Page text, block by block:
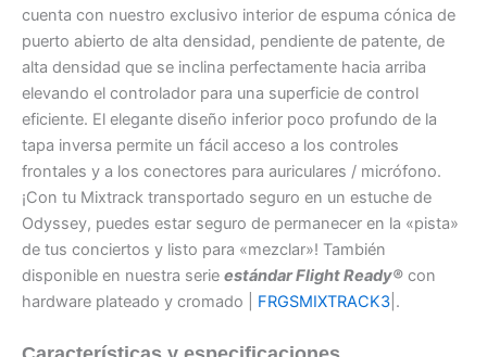
cuenta con nuestro exclusivo interior de espuma cónica de
puerto abierto de alta densidad, pendiente de patente, de
alta densidad que se inclina perfectamente hacia arriba
elevando el controlador para una superficie de control
eficiente. El elegante diseño inferior poco profundo de la
tapa inversa permite un fácil acceso a los controles
frontales y a los conectores para auriculares / micrófono.
¡Con tu Mixtrack transportado seguro en un estuche de
Odyssey, puedes estar seguro de permanecer en la «pista»
de tus conciertos y listo para «mezclar»! También
disponible en nuestra serie estándar Flight Ready® con
hardware plateado y cromado | FRGSMIXTRACK3 |.